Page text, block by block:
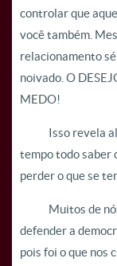
controlar que
você também.
relacionamento
noivado. O
MEDO!
Isso revela
tempo todo saber
perder o que se
Muitos de nós
defender a
pois foi o que nos